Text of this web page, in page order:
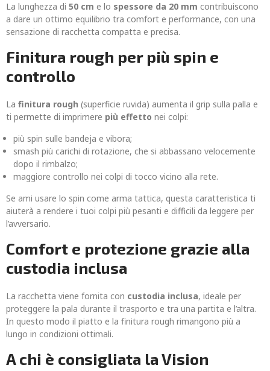
La lunghezza di 50 cm e lo spessore da 20 mm contribuiscono
a dare un ottimo equilibrio tra comfort e performance, con una
sensazione di racchetta compatta e precisa.
Finitura rough per più spin e
controllo
La finitura rough (superficie ruvida) aumenta il grip sulla palla e
ti permette di imprimere più effetto nei colpi:
più spin sulle bandeja e vibora;
smash più carichi di rotazione, che si abbassano velocemente
dopo il rimbalzo;
maggiore controllo nei colpi di tocco vicino alla rete.
Se ami usare lo spin come arma tattica, questa caratteristica ti
aiuterà a rendere i tuoi colpi più pesanti e difficili da leggere per
l’avversario.
Comfort e protezione grazie alla
custodia inclusa
La racchetta viene fornita con custodia inclusa, ideale per
proteggere la pala durante il trasporto e tra una partita e l’altra.
In questo modo il piatto e la finitura rough rimangono più a
lungo in condizioni ottimali.
A chi è consigliata la Vision